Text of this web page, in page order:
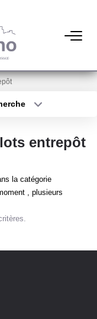
Plus de critères
entrepôt
la catégorie
, plusieurs